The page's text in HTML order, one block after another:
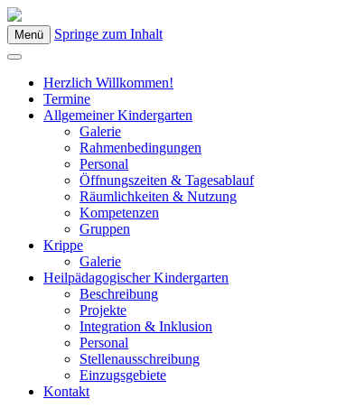
Kindergarten Bad Blumau
Menü Springe zum Inhalt
Herzlich Willkommen!
Termine
Allgemeiner Kindergarten
Galerie
Rahmenbedingungen
Personal
Öffnungszeiten & Tagesablauf
Räumlichkeiten & Nutzung
Kompetenzen
Gruppen
Krippe
Galerie
Heilpädagogischer Kindergarten
Beschreibung
Projekte
Integration & Inklusion
Personal
Stellenausschreibung
Einzugsgebiete
Kontakt